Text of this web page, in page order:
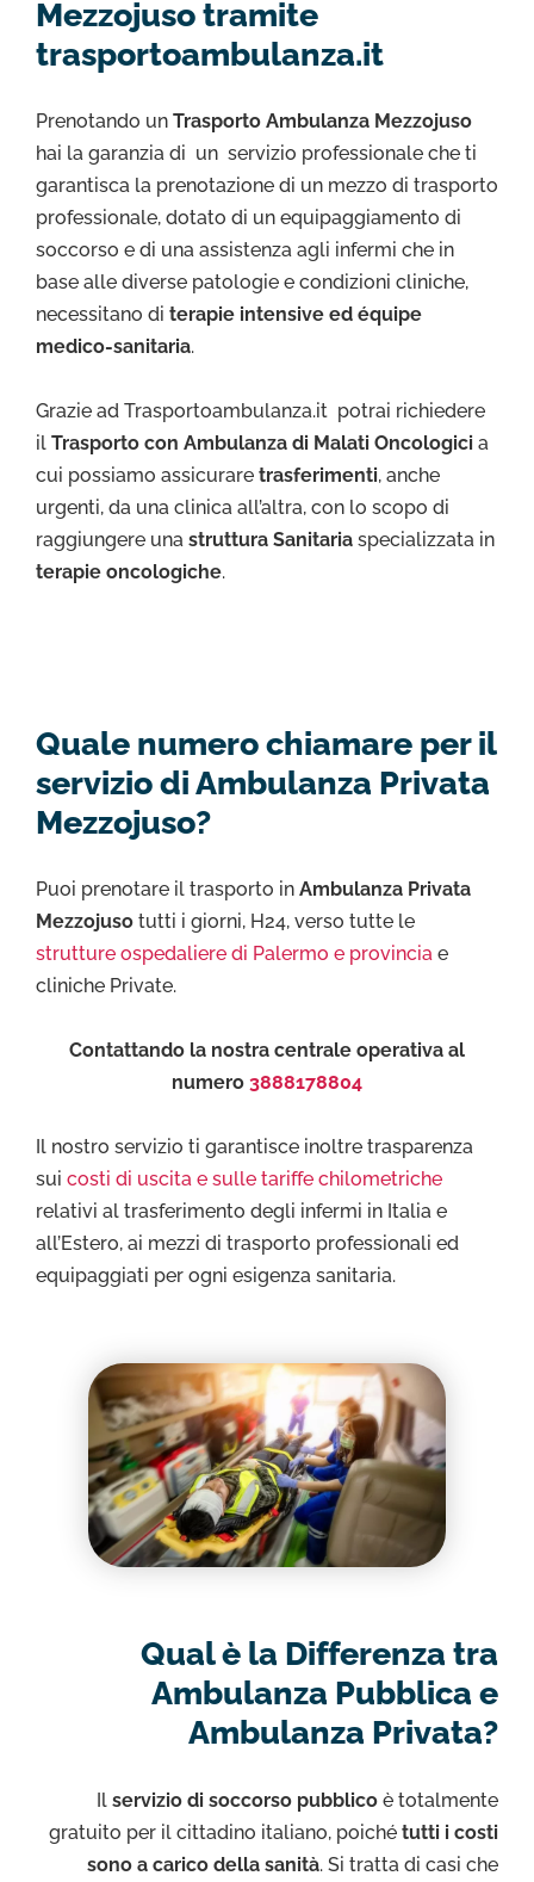
Mezzojuso tramite
trasportoambulanza.it
Prenotando un Trasporto Ambulanza Mezzojuso
hai la garanzia di un servizio professionale che ti
garantisca la prenotazione di un mezzo di trasporto
professionale, dotato di un equipaggiamento di
soccorso e di una assistenza agli infermi che in
base alle diverse patologie e condizioni cliniche,
necessitano di terapie intensive ed équipe
medico-sanitaria.
Grazie ad Trasportoambulanza.it potrai richiedere
il Trasporto con Ambulanza di Malati Oncologici a
cui possiamo assicurare trasferimenti, anche
urgenti, da una clinica all’altra, con lo scopo di
raggiungere una struttura Sanitaria specializzata in
terapie oncologiche.
Quale numero chiamare per il
servizio di Ambulanza Privata
Mezzojuso?
Puoi prenotare il trasporto in Ambulanza Privata
Mezzojuso tutti i giorni, H24, verso tutte le
strutture ospedaliere di Palermo e provincia e
cliniche Private.
Contattando la nostra centrale operativa al
numero 3888178804
Il nostro servizio ti garantisce inoltre trasparenza
sui costi di uscita e sulle tariffe chilometriche
relativi al trasferimento degli infermi in Italia e
all’Estero, ai mezzi di trasporto professionali ed
equipaggiati per ogni esigenza sanitaria.
Qual è la Differenza tra
Ambulanza Pubblica e
Ambulanza Privata?
Il servizio di soccorso pubblico è totalmente
gratuito per il cittadino italiano, poiché tutti i costi
sono a carico della sanità. Si tratta di casi che